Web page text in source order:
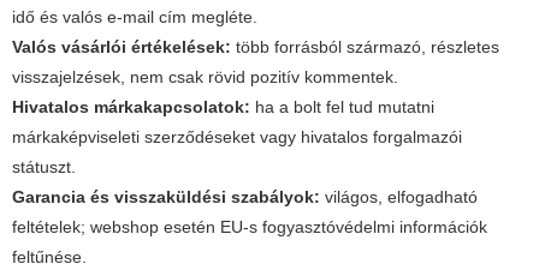
idő és valós e-mail cím megléte.
Valós vásárlói értékelések: több forrásból származó, részletes
visszajelzések, nem csak rövid pozitív kommentek.
Hivatalos márkakapcsolatok: ha a bolt fel tud mutatni
márkaképviseleti szerződéseket vagy hivatalos forgalmazói
státuszt.
Garancia és visszaküldési szabályok: világos, elfogadható
feltételek; webshop esetén EU-s fogyasztóvédelmi információk
feltűnése.